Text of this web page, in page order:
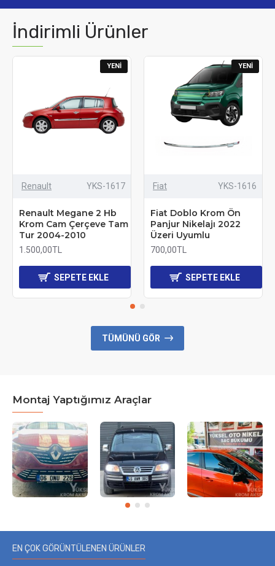
İndirimli Ürünler
YENI
Renault YKS-1617
Renault Megane 2 Hb
Krom Cam Çerçeve Tam
Tur 2004-2010
1.500,00TL
SEPETE EKLE
YENI
Fiat YKS-1616
Fiat Doblo Krom Ön
Panjur Nikelajı 2022
Üzeri Uyumlu
700,00TL
SEPETE EKLE
TÜMÜNÜ GÖR
Montaj Yaptığımız Araçlar
EN ÇOK GÖRÜNTÜLENEN ÜRÜNLER